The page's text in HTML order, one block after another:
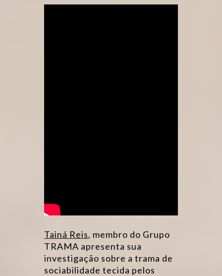
Tainá Reis, membro do Grupo
TRAMA apresenta sua
investigação sobre a trama de
sociabilidade tecida pelos